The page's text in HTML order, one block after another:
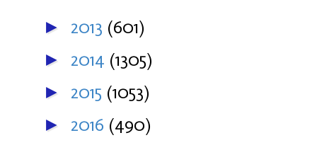
► 2013 (601)
► 2014 (1305)
► 2015 (1053)
► 2016 (490)